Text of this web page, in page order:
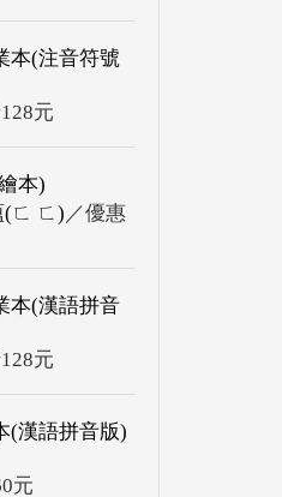
本(注音符號
元
本)
ㄈ ㄈ) ／優惠
本(漢語拼音
元
(漢語拼音版)
元